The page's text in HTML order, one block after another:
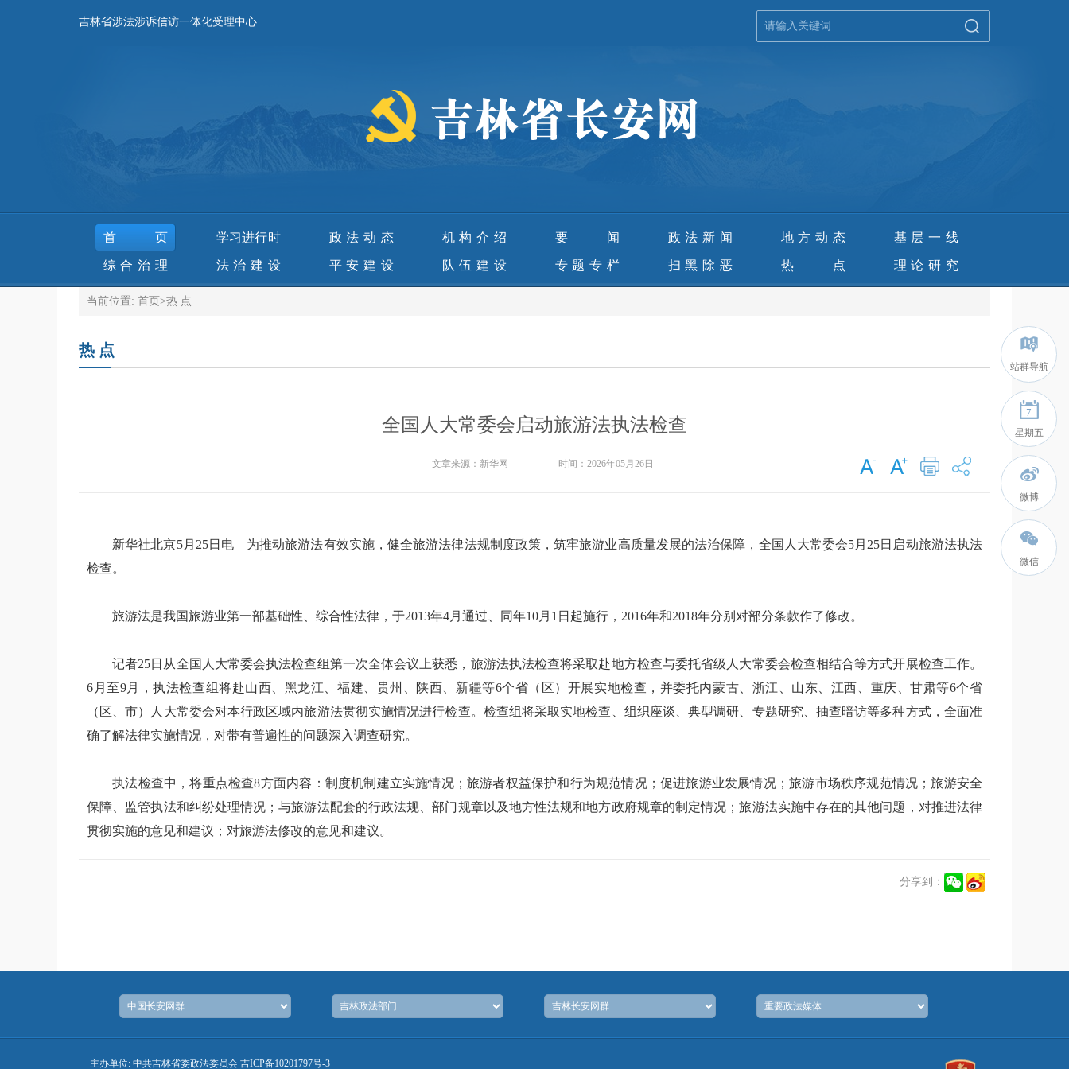
吉林省涉法涉诉信访一体化受理中心
首页 学习进行时 政法动态 机构介绍 要 闻 政法新闻 地方动态 基层一线
综合治理 法治建设 平安建设 队伍建设 专题专栏 扫黑除恶 热 点 理论研究
当前位置: 首页 >热 点
热 点
全国人大常委会启动旅游法执法检查
文章来源： 新华网 时间： 2026年05月26日
新华社北京5月25日电 为推动旅游法有效实施，健全旅游法律法规制度政策，筑牢旅游业高质量发展的法治保障，全国人大常委会5月25日启动旅游法执法
检查。
旅游法是我国旅游业第一部基础性、综合性法律，于2013年4月通过、同年10月1日起施行，2016年和2018年分别对部分条款作了修改。
记者25日从全国人大常委会执法检查组第一次全体会议上获悉，旅游法执法检查将采取赴地方检查与委托省级人大常委会检查相结合等方式开展检查工作。
6月至9月，执法检查组将赴山西、黑龙江、福建、贵州、陕西、新疆等6个省（区）开展实地检查，并委托内蒙古、浙江、山东、江西、重庆、甘肃等6个省
（区、市）人大常委会对本行政区域内旅游法贯彻实施情况进行检查。检查组将采取实地检查、组织座谈、典型调研、专题研究、抽查暗访等多种方式，全面准
确了解法律实施情况，对带有普遍性的问题深入调查研究。
执法检查中，将重点检查8方面内容：制度机制建立实施情况；旅游者权益保护和行为规范情况；促进旅游业发展情况；旅游市场秩序规范情况；旅游安全
保障、监管执法和纠纷处理情况；与旅游法配套的行政法规、部门规章以及地方性法规和地方政府规章的制定情况；旅游法实施中存在的其他问题，对推进法律
贯彻实施的意见和建议；对旅游法修改的意见和建议。
分享到：
主办单位: 中共吉林省委政法委员会 吉ICP备10201797号-3
站群导航
7
星期五
微博
微信